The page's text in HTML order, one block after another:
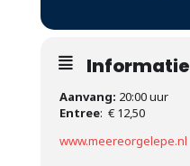
Informatie
Aanvang: 20:00 uur
Entree: € 12,50
www.meereorgelepe.nl